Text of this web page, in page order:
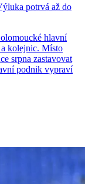
potrvá až do
hlavní
kolejnic. Místo
srpna zastavovat
podnik vypraví